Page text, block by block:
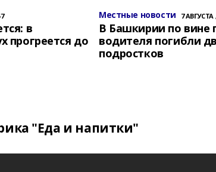
в
прогреется до
Местные новости 7 АВГУСТА
В Башкирии по вине
водителя погибли
подростков
"Еда и напитки"